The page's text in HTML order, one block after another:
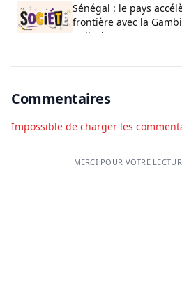
Sénégal : le pays
frontière avec la
Bullock
Commentaires
Impossible de charger les
MERCI POUR VOTRE